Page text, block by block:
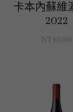
白酒
紅酒
白酒
澳洲
智利 Chile
白酒
西班
義大
香檳
義大
匈牙
黎巴
卡本內蘇維
2022
香檳｜進階
義大利｜日